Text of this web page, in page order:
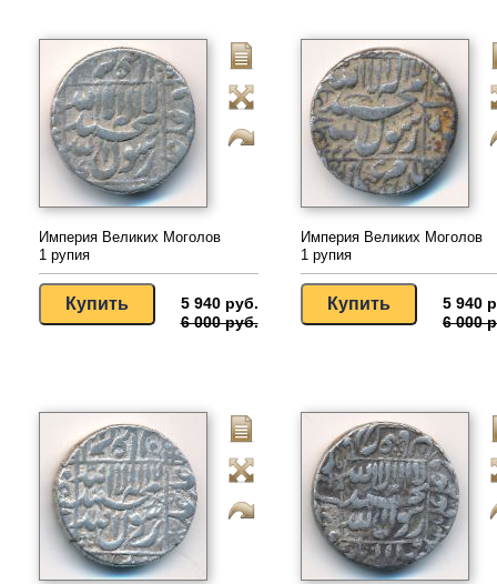
Империя Великих Моголов
1 рупия
5 940 руб.
6 000 руб.
Империя Великих Моголов
1 рупия
5 940
6 000